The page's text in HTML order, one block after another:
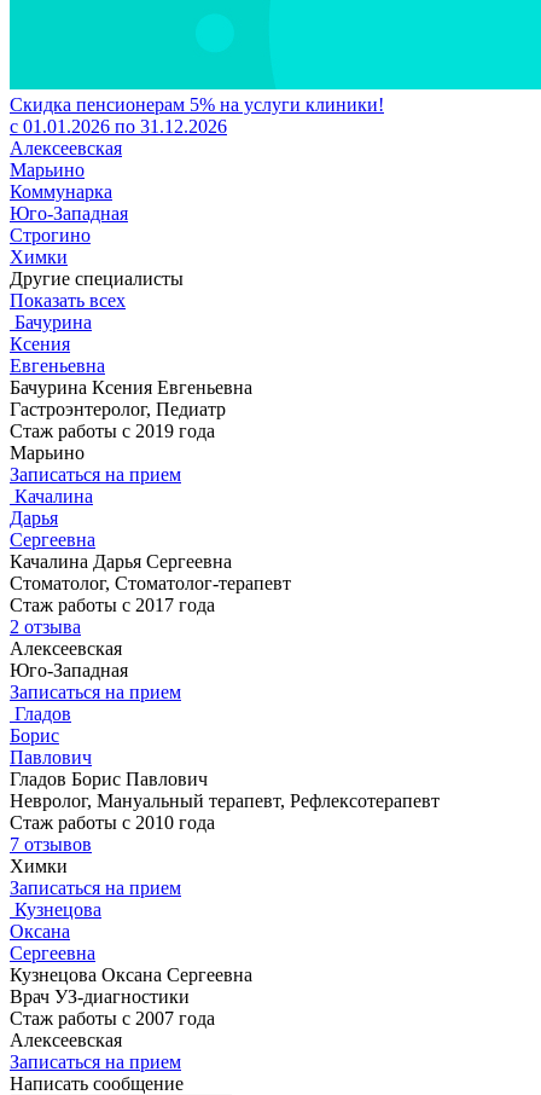
Скидка пенсионерам 5% на услуги клиники!
с 01.01.2026 по 31.12.2026
Алексеевская
Марьино
Коммунарка
Юго-Западная
Строгино
Химки
Другие специалисты
Показать всех
Бачурина
Ксения
Евгеньевна
Бачурина Ксения Евгеньевна
Гастроэнтеролог, Педиатр
Стаж работы с 2019 года
Марьино
Записаться на прием
Качалина
Дарья
Сергеевна
Качалина Дарья Сергеевна
Стоматолог, Стоматолог-терапевт
Стаж работы с 2017 года
2 отзыва
Алексеевская
Юго-Западная
Записаться на прием
Гладов
Борис
Павлович
Гладов Борис Павлович
Невролог, Мануальный терапевт, Рефлексотерапевт
Стаж работы с 2010 года
7 отзывов
Химки
Записаться на прием
Кузнецова
Оксана
Сергеевна
Кузнецова Оксана Сергеевна
Врач УЗ-диагностики
Стаж работы с 2007 года
Алексеевская
Записаться на прием
Написать сообщение